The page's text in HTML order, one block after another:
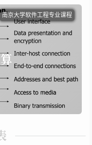
南京大学软件工程专业课程
互联网计算
计网 名词解释整理
由器
大学软件工程专业课程